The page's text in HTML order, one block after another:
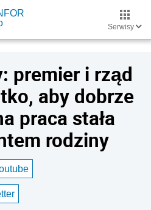
Serwisy
premier i rząd
aby dobrze
praca stała
rodziny